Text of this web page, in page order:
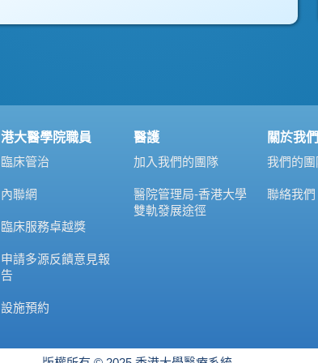
港大醫學院職員
臨床管治
內聯網
臨床服務卓越獎
申請多源反饋意見報
告
設施預約
醫護
加入我們的團隊
醫院管理局-香港大學
雙軌發展途徑
關於我們
我們的團
聯絡我們